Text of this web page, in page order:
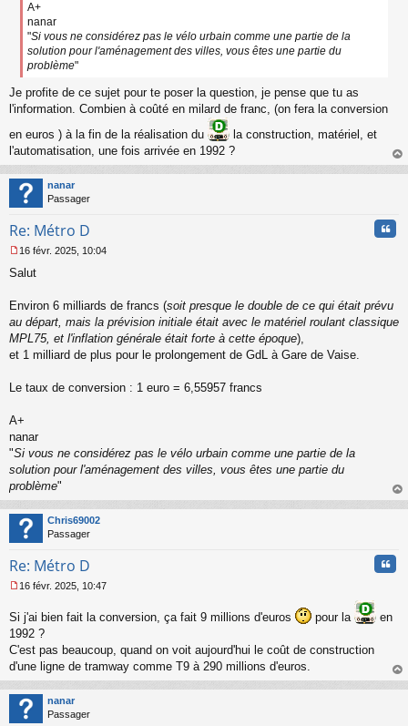
A+
nanar
"Si vous ne considérez pas le vélo urbain comme une partie de la
solution pour l'aménagement des villes, vous êtes une partie du
problème"
Je profite de ce sujet pour te poser la question, je pense que tu as
l'information. Combien à coûté en milard de franc, (on fera la conversion
en euros ) à la fin de la réalisation du
la construction, matériel, et
l'automatisation, une fois arrivée en 1992 ?
au
nanar
Passager
Re: Métro D
e
s
g
e
n
n
16 févr. 2025, 10:04
Salut
Environ 6 milliards de francs (soit presque le double de ce qui était prévu
au départ, mais la prévision initiale était avec le matériel roulant classique
MPL75, et l'inflation générale était forte à cette époque),
et 1 milliard de plus pour le prolongement de GdL à Gare de Vaise.
Le taux de conversion : 1 euro = 6,55957 francs
A+
nanar
"Si vous ne considérez pas le vélo urbain comme une partie de la
solution pour l'aménagement des villes, vous êtes une partie du
problème"
au
Chris69002
Passager
Re: Métro D
s
s
a
g
n
o
n
16 févr. 2025, 10:47
Si j'ai bien fait la conversion, ça fait 9 millions d'euros pour la
en
1992 ?
C'est pas beaucoup, quand on voit aujourd'hui le coût de construction
d'une ligne de tramway comme T9 à 290 millions d'euros.
au
nanar
Passager